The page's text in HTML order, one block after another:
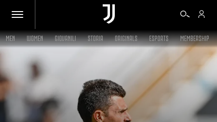
BIGLIETTI
SHOP
MEN WOMEN GIOVANILI STORIA ORIGINALS ESPORTS MEMBERSHIP